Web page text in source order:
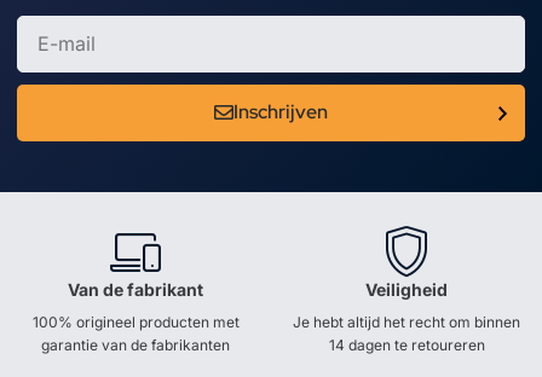
Inschrijven
Van de fabrikant
100% origineel producten met
garantie van de fabrikanten
Veiligheid
Je hebt altijd het recht om binnen
14 dagen te retoureren